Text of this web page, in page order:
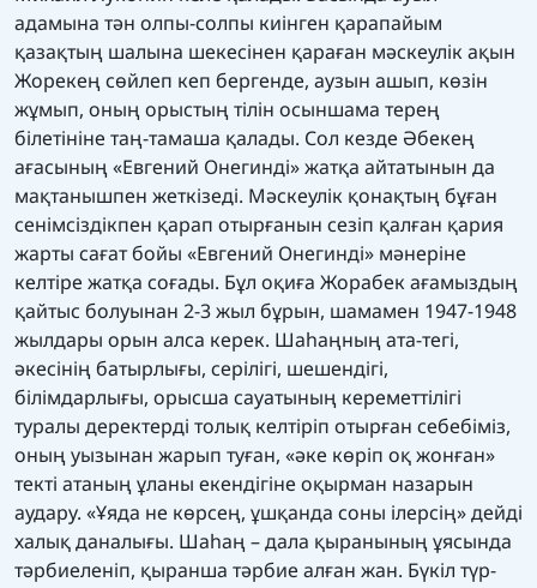
адамына тән олпы-солпы киінген қарапайым
қазақтың шалына шекесінен қараған мәскеулік ақын
Жорекең сөйлеп кеп бергенде, аузын ашып, көзін
жұмып, оның орыстың тілін осыншама терең
білетініне таң-тамаша қалады. Сол кезде Әбекең
ағасының «Евгений Онегинді» жатқа айтатынын да
мақтанышпен жеткізеді. Мәскеулік қонақтың бұған
сенімсіздікпен қарап отырғанын сезіп қалған қария
жарты сағат бойы «Евгений Онегинді» мәнеріне
келтіре жатқа соғады. Бұл оқиға Жорабек ағамыздың
қайтыс болуынан 2-3 жыл бұрын, шамамен 1947-1948
жылдары орын алса керек. Шаһаңның ата-тегі,
әкесінің батырлығы, серілігі, шешендігі,
білімдарлығы, орысша сауатының кереметтілігі
туралы деректерді толық келтіріп отырған себебіміз,
оның уызынан жарып туған, «әке көріп оқ жонған»
текті атаның ұланы екендігіне оқырман назарын
аудару. «Ұяда не көрсең, ұшқанда соны ілерсің» дейді
халық даналығы. Шаһаң – дала қыранының ұясында
тәрбиеленіп, қыранша тәрбие алған жан. Бүкіл түр-